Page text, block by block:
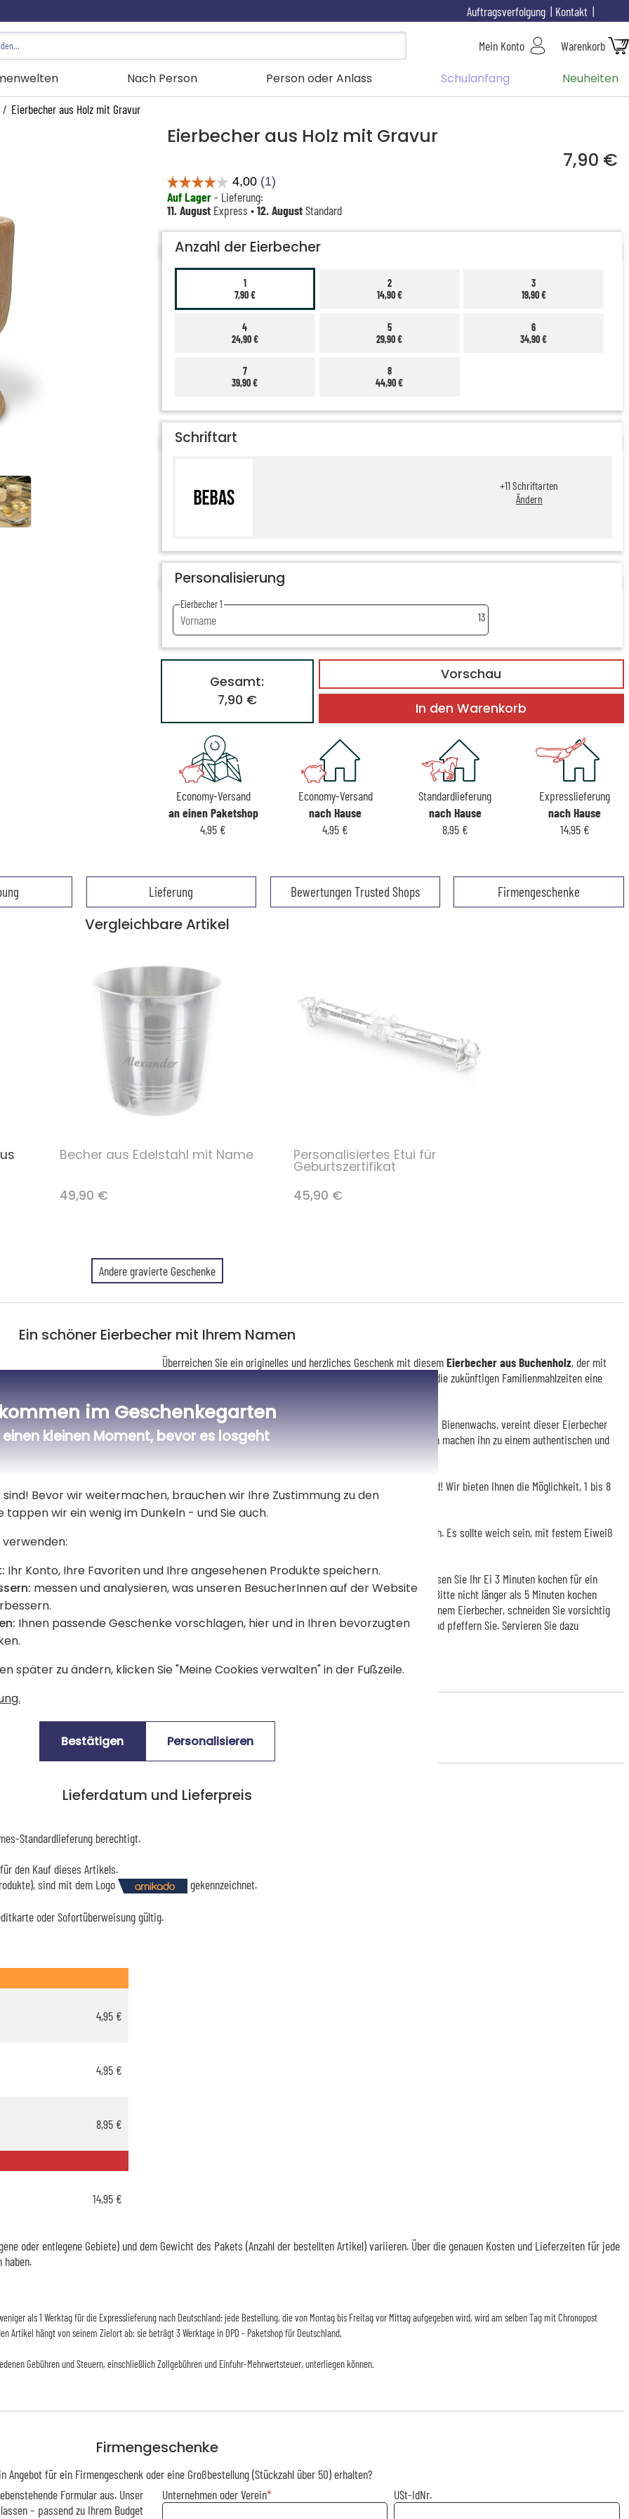
Kontakt
Auftragsverfolgung
Mein Konto Warenkorb
Nach Person Person oder Anlass Schulanfang Neuheiten
/ Eierbecher aus Holz mit Gravur
Eierbecher aus Holz mit Gravur
7,90 €
Auf Lager- Lieferung:
11. AugustExpress •12. AugustStandard
Anzahl der Eierbecher
1
7,90 €
2
14,90 €
3
19,90 €
4
24,90 €
5
29,90 €
6
34,90 €
7
39,90 €
8
44,90 €
Schriftart
+11Schriftarten
Ändern
Personalisierung
Eierbecher 1
13
Vorschau
Gesamt:
7,90 €
In den Warenkorb
Economy-Versand
an einen Paketshop
4,95 €
Economy-Versand
nach Hause
4,95 €
Standardlieferung
nach Hause
8,95 €
Expresslieferung
nach Hause
14,95 €
Lieferung Bewertungen Trusted Shops Firmengeschenke
Vergleichbare Artikel
Becher aus Edelstahl mit Name
49,90 €
Personalisiertes Etui für
Geburtszertifikat
45,90 €
Andere gravierte Geschenke
Ein schöner Eierbecher mit Ihrem Namen
Überreichen Sie ein originelles und herzliches Geschenk mit diesemEierbecher aus Buchenholz, der mit
Ihrem Wunschtext graviert wird. Eine liebevolle Aufmerksamkeit, die zukünftigen Familienmahlzeiten eine
Hergestellt aus Buchenholz und geschützt durch eine feine Schicht Bienenwachs, vereint dieser Eierbecher
Eleganz und Langlebigkeit. Seine weiche Haptik und moderne Form machen ihn zu einem authentischen und
Kreieren Sie eine einzigartige Kollektion für jedes Familienmitglied! Wir bieten Ihnen die Möglichkeit, 1 bis 8
Eierbecher zu personalisieren - mit einem gestaffelten Preis.
Das weichgekochte Ei ist ein Klassiker zum Frühstück oder Brunch. Es sollte weich sein, mit festem Eiweiß
Hier ist das besteRezept, um es immer perfekt zuzubereiten: lassen Sie Ihr Ei 3 Minuten kochen für ein
flüssiges Eigelb und 4 Minuten, wenn Sie es etwas fester mögen. Bitte nicht länger als 5 Minuten kochen
lassen, sonst beginnt das Eigelb zu stocken. Servieren Sie es in einem Eierbecher, schneiden Sie vorsichtig
das obere Ende mit einem kleinen Löffel oder Messer ab, salzen und pfeffern Sie. Servieren Sie dazu
Bewertungen Trusted Shops
Lieferdatum und Lieferpreis
Standardlieferung berechtigt.
den Kauf dieses Artikels.
sind mit dem Logo
gekennzeichnet.
oder Sofortüberweisung gültig.
4,95 €
4,95 €
8,95 €
14,95 €
oder entlegene Gebiete) und dem Gewicht des Pakets (Anzahl der bestellten Artikel) variieren. Über die genauen Kosten und Lieferzeiten für jede
als 1 Werktag für die Expresslieferung nach Deutschland: jede Bestellung, die von Montag bis Freitag vor Mittag aufgegeben wird, wird am selben Tag mit Chronopost
Artikel hängt von seinem Zielort ab: sie beträgt 3 Werktage in DPD - Paketshop für Deutschland.
Gebühren und Steuern, einschließlich Zollgebühren und Einfuhr-Mehrwertsteuer, unterliegen können.
Firmengeschenke
Angebot für ein Firmengeschenk oder eine Großbestellung (Stückzahl über 50) erhalten?
Formular aus. Unser
– passend zu Ihrem Budget
Unternehmen oder Verein USt-IdNr.
im Geschenkegarten
einen kleinen Moment, bevor es losgeht
sind! Bevor wir weitermachen, brauchen wir Ihre Zustimmung zu den
tappen wir ein wenig im Dunkeln - und Sie auch.
Ihr Konto, Ihre Favoriten und Ihre angesehenen Produkte speichern.
messen und analysieren, was unseren BesucherInnen auf der Website
Ihnen passende Geschenke vorschlagen, hier und in Ihren bevorzugten
später zu ändern, klicken Sie "Meine Cookies verwalten" in der Fußzeile.
Bestätigen Personalisieren